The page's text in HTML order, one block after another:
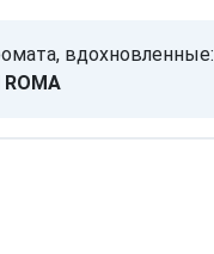
вдохновленные:
ROMA